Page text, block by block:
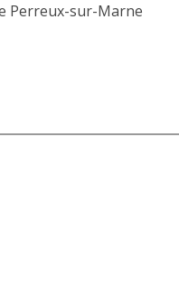
Perreux-sur-Marne